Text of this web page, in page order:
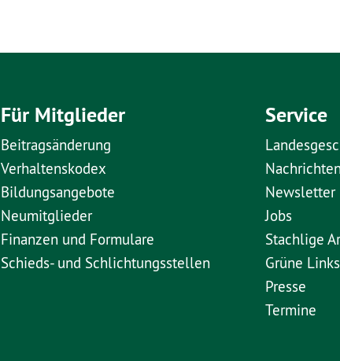
Für Mitglieder
Beitragsänderung
Verhaltenskodex
Bildungsangebote
Neumitglieder
Finanzen und Formulare
Schieds- und Schlichtungsstellen
Service
Nachrichten
Newsletter
Jobs
Stachlige
Grüne Links
Presse
Termine